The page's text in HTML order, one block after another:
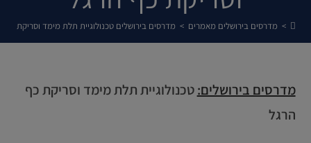
> מדרסים בירושלים מאמרים > מדרסים בירושלים טכנולוגיית תלת מימד וסריקת כף
מדרסים בירושלים:טכנולוגיית תלת מימד וסריקת כף
הרגל